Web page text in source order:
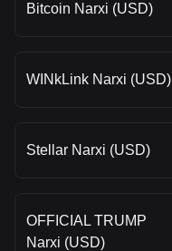
Bitcoin Narxi (USD)
WINkLink Narxi (USD)
Stellar Narxi (USD)
OFFICIAL TRUMP
Narxi (USD)